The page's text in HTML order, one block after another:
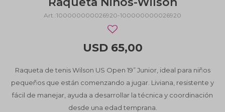
100000000026920-100000000026920
USD 65,00
Raqueta de tenis Wilson US Open 19” Junior, ideal para niños
pequeños que están comenzando a jugar. Liviana, resistente y
fácil de manejar, ayuda a desarrollar la técnica y coordinación
desde una edad temprana.